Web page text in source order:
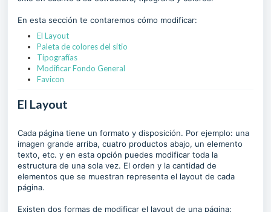
En esta sección te contaremos cómo modificar:
El Layout
Paleta de colores del sitio
Tipografías
Modificar Fondo General
Favicon
El Layout
Cada página tiene un formato y disposición. Por ejemplo: una
imagen grande arriba, cuatro productos abajo, un elemento
texto, etc. y en esta opción puedes modificar toda la
estructura de una sola vez. El orden y la cantidad de
elementos que se muestran representa el layout de cada
página.
Existen dos formas de modificar el layout de una página: